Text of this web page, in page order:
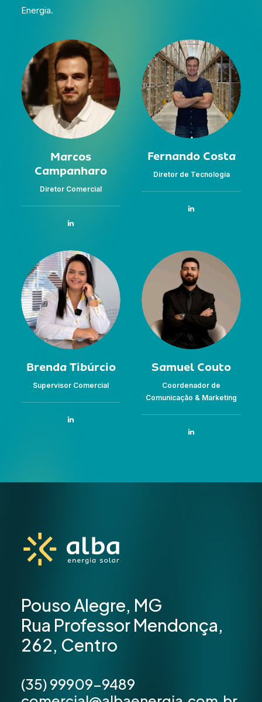
Energia.
Marcos
Campanharo
Diretor Comercial
Fernando Costa
Diretor de Tecnologia
Brenda Tibúrcio
Supervisor Comercial
Samuel Couto
Coordenador de
Comunicação & Marketing
Pouso Alegre, MG
Rua Professor Mendonça,
262, Centro
(35) 99909-9489